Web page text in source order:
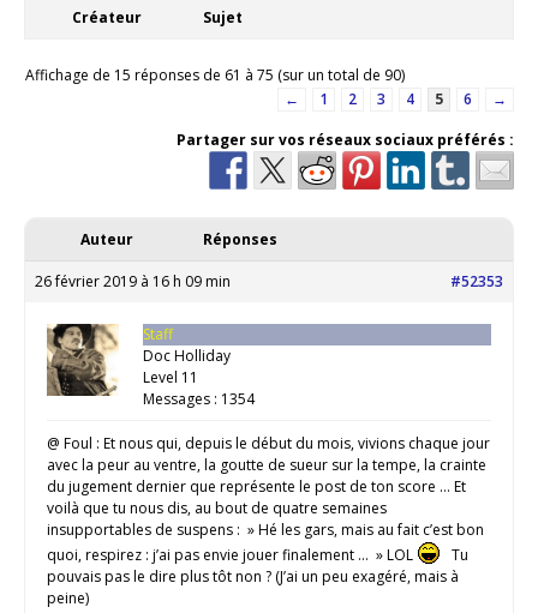
Créateur Sujet
Affichage de 15 réponses de 61 à 75 (sur un total de 90)
←
1 2 3 4 5 6
→
Partager sur vos réseaux sociaux préférés :
Auteur Réponses
26 février 2019 à 16 h 09 min #52353
Staff
Doc Holliday
Level 11
Messages : 1354
@ Foul : Et nous qui, depuis le début du mois, vivions chaque jour
avec la peur au ventre, la goutte de sueur sur la tempe, la crainte
du jugement dernier que représente le post de ton score … Et
voilà que tu nous dis, au bout de quatre semaines
insupportables de suspens : » Hé les gars, mais au fait c’est bon
quoi, respirez : j’ai pas envie jouer finalement … » LOL
Tu
pouvais pas le dire plus tôt non ? (J’ai un peu exagéré, mais à
peine)